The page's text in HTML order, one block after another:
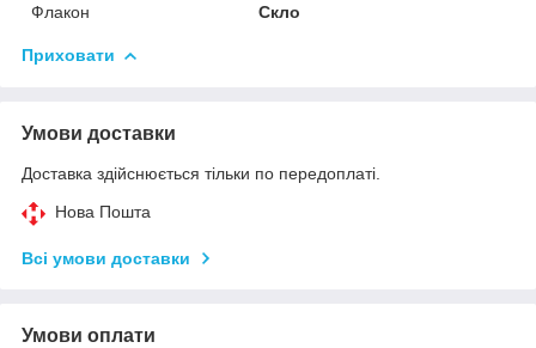
Флакон
Скло
Приховати
Умови доставки
Доставка здійснюється тільки по передоплаті.
Нова Пошта
Всі умови доставки
Умови оплати